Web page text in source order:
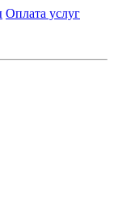
Оплата услуг